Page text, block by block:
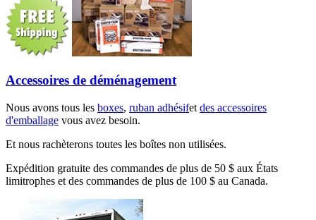
Accessoires de déménagement
Nous avons tous les boxes, ruban adhésifet des accessoires
d'emballage vous avez besoin.
Et nous rachèterons toutes les boîtes non utilisées.
Expédition gratuite des commandes de plus de 50 $ aux États
limitrophes et des commandes de plus de 100 $ au Canada.